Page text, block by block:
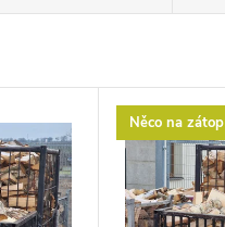
Něco na zátop